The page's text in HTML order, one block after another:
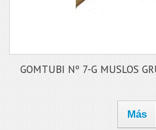
GOMTUBI Nº 7-G MUSLOS
Más